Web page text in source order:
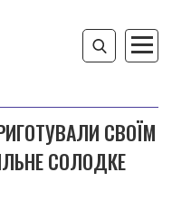
СВОЇМ
СОЛОДКЕ